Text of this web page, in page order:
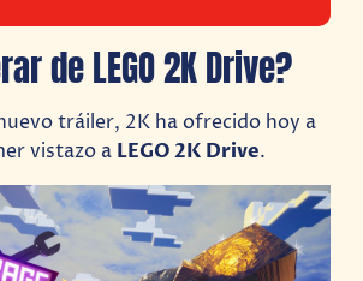
de LEGO 2K Drive?
tráiler, 2K ha ofrecido hoy a
vistazo a LEGO 2K Drive.